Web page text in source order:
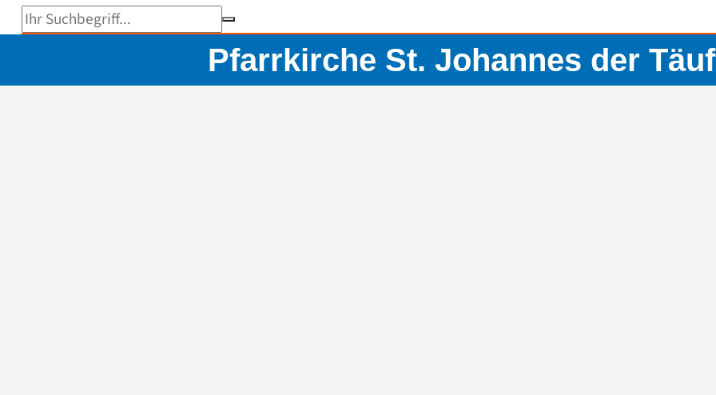
Suchbegriff eingeben
Pfarrkirche St. Johannes der